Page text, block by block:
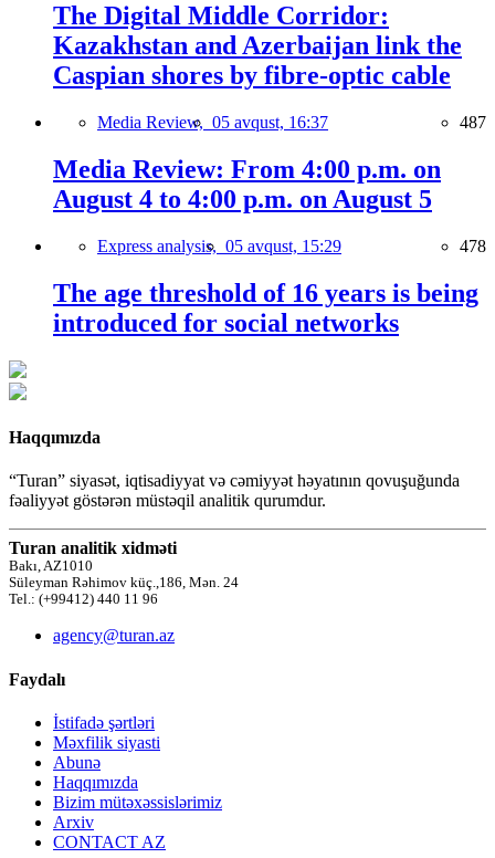
The Digital Middle Corridor:
Kazakhstan and Azerbaijan link the
Caspian shores by fibre-optic cable
Media Review, 05 avqust, 16:37 487
Media Review: From 4:00 p.m. on
August 4 to 4:00 p.m. on August 5
Express analysis, 05 avqust, 15:29 478
The age threshold of 16 years is being
introduced for social networks
Haqqımızda
“Turan” siyasət, iqtisadiyyat və cəmiyyət həyatının qovuşuğunda
fəaliyyət göstərən müstəqil analitik qurumdur.
Turan analitik xidməti
Bakı, AZ1010
Süleyman Rəhimov küç.,186, Mən. 24
Tel.: (+99412) 440 11 96
agency@turan.az
Faydalı
İstifadə şərtləri
Məxfilik siyasti
Abunə
Haqqımızda
Bizim mütəxəssislərimiz
Arxiv
CONTACT AZ